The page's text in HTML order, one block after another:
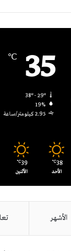
35
℃
19%
2.95 كيلومتر/ساعة
38
℃
الأحد
39
℃
الأثنين
الأشهر